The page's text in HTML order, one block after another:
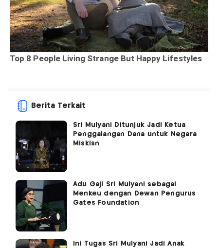
Berita Terkait
Sri Mulyani Ditunjuk Jadi Ketua
Penggalangan Dana untuk Negara
Miskisn
Adu Gaji Sri Mulyani sebagai
Menkeu dengan Dewan Pengurus
Gates Foundation
Ini Tugas Sri Mulyani Jadi Anak